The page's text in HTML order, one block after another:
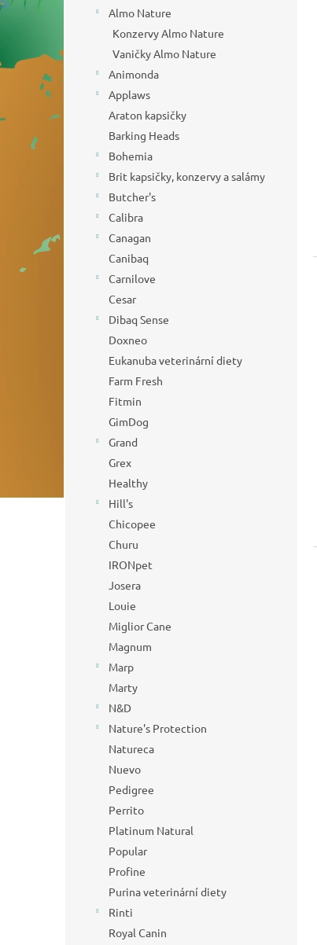
Almo Nature
Konzervy Almo Nature
Vaničky Almo Nature
Animonda
Applaws
Araton kapsičky
Barking Heads
Bohemia
Brit kapsičky, konzervy a salámy
Butcher's
Calibra
Canagan
Canibaq
Carnilove
Cesar
Dibaq Sense
Doxneo
Eukanuba veterinární diety
Farm Fresh
Fitmin
GimDog
Grand
Grex
Healthy
Hill's
Chicopee
Churu
IRONpet
Josera
Louie
Miglior Cane
Magnum
Marp
Marty
N&D
Nature's Protection
Natureca
Nuevo
Pedigree
Perrito
Platinum Natural
Popular
Profine
Purina veterinární diety
Rinti
Royal Canin